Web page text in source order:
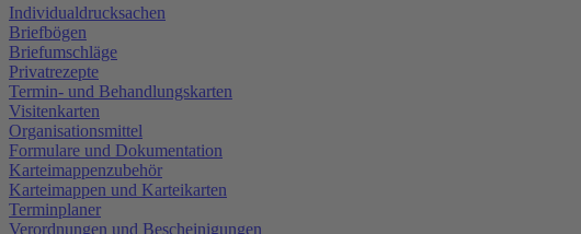
Individualdrucksachen
Briefbögen
Briefumschläge
Privatrezepte
Termin- und Behandlungskarten
Visitenkarten
Organisationsmittel
Formulare und Dokumentation
Karteimappenzubehör
Karteimappen und Karteikarten
Terminplaner
Verordnungen und Bescheinigungen